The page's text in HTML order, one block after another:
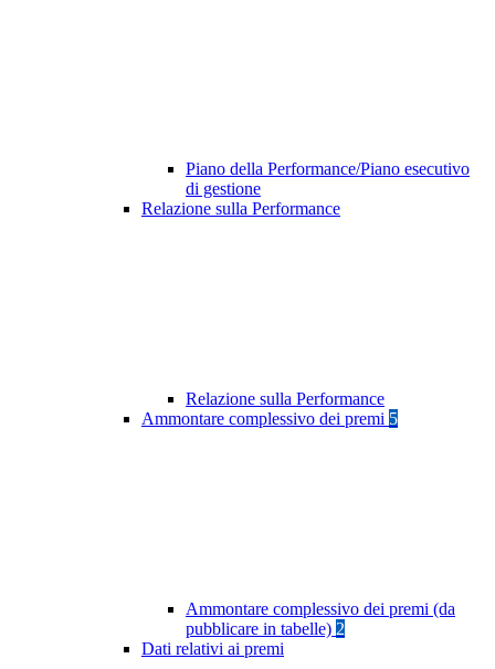
Piano della Performance/Piano esecutivo
di gestione
Relazione sulla Performance
Relazione sulla Performance
Ammontare complessivo dei premi 5
Ammontare complessivo dei premi (da
pubblicare in tabelle) 2
Dati relativi ai premi